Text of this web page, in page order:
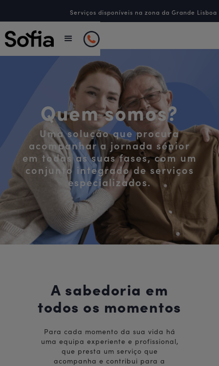
Serviços disponíveis na zona da Grande
Quem somos?
Uma solução que procura
acompanhar a jornada sénior
em todas as suas fases, com um
conjunto integrado de serviços
especializados.
A sabedoria em
todos os momentos
Para cada momento da sua vida há
uma equipa experiente e profissional,
que presta um serviço que
acompanha e contribui para a